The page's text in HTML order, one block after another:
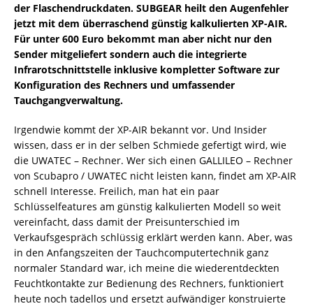
der Flaschendruckdaten. SUBGEAR heilt den Augenfehler
jetzt mit dem überraschend günstig kalkulierten XP-AIR.
Für unter 600 Euro bekommt man aber nicht nur den
Sender mitgeliefert sondern auch die integrierte
Infrarotschnittstelle inklusive kompletter Software zur
Konfiguration des Rechners und umfassender
Tauchgangverwaltung.
Irgendwie kommt der XP-AIR bekannt vor. Und Insider
wissen, dass er in der selben Schmiede gefertigt wird, wie
die UWATEC – Rechner. Wer sich einen GALLILEO – Rechner
von Scubapro / UWATEC nicht leisten kann, findet am XP-AIR
schnell Interesse. Freilich, man hat ein paar
Schlüsselfeatures am günstig kalkulierten Modell so weit
vereinfacht, dass damit der Preisunterschied im
Verkaufsgespräch schlüssig erklärt werden kann. Aber, was
in den Anfangszeiten der Tauchcomputertechnik ganz
normaler Standard war, ich meine die wiederentdeckten
Feuchtkontakte zur Bedienung des Rechners, funktioniert
heute noch tadellos und ersetzt aufwändiger konstruierte